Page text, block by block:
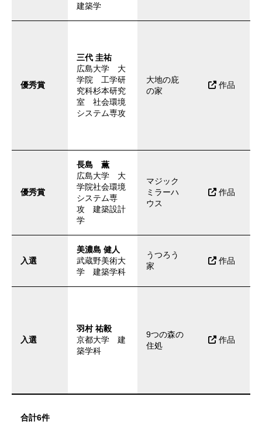
建築学
優秀賞
三代 圭祐
広島大学 大
学院 工学研
究科杉本研究
室 社会環境
システム専攻
大地の庇
の家
作品
優秀賞
長島 薫
広島大学 大
学院社会環境
システム専
攻 建築設計
学
マジック
ミラーハ
ウス
作品
入選
美濃島 健人
武蔵野美術大
学 建築学科
うつろう
家
作品
入選
羽村 祐毅
京都大学 建
築学科
9つの森の
住処
作品
合計6件